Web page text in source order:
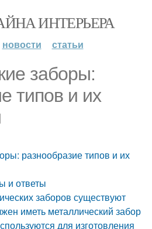
ИНТЕРЬЕРА
новости статьи
заборы:
типов и их
разнообразие типов и их
и ответы
заборов существуют
иметь металлический забор
для изготовления